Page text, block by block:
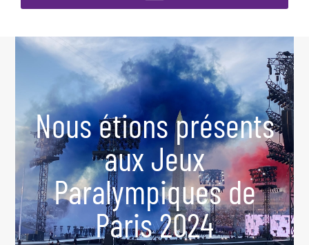
Nous étions présents
aux Jeux
Paralympiques de
Paris 2024